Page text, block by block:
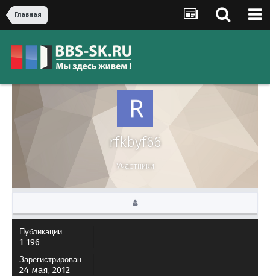
Главная
rfkbyf66
Участники
Публикации
1 196
Зарегистрирован
24 мая, 2012